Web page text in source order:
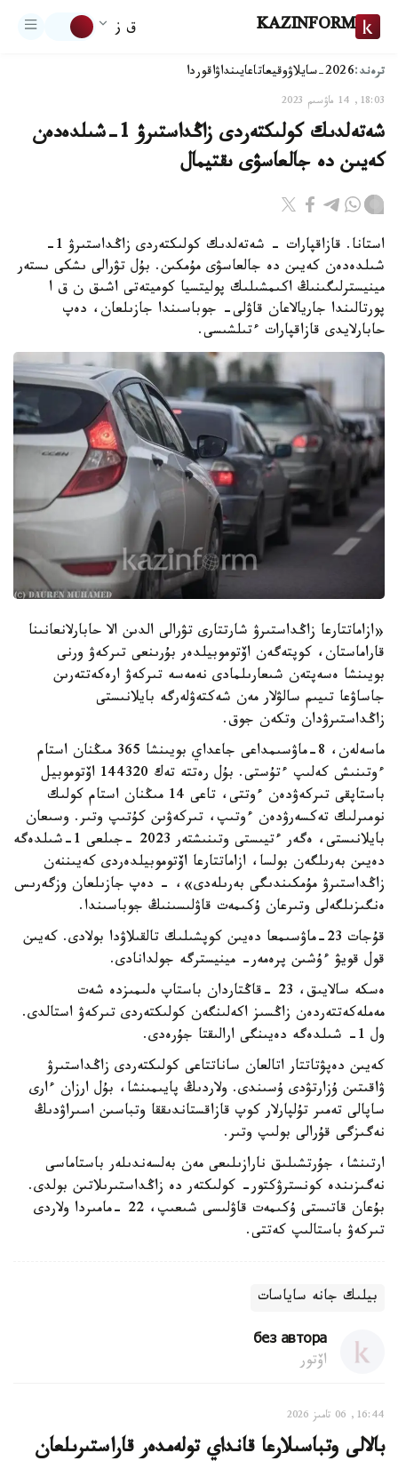
KAZINFORM ق ز
ترەند:2026-سايلاۋ وقيعاتاعايىنداۋاقوردا
18:03, 14 ماۋسىم 2023
شەتەلدىك كولىكتەردى زاڭداستىرۋ 1-شىلدەدەن
كەيىن دە جالعاسۋى ىقتيمال
استانا. قازاقپارات - شەتەلدىك كولىكتەردى زاڭداستىرۋ 1-
شىلدەدەن كەيىن دە جالعاسۋى مۇمكىن. بۇل تۋرالى ىشكى ىستەر
مينيسترلىگىنىڭ اكىمشىلىك پوليتسيا كوميتەتى اشىق ن ق ا
پورتالىندا جاريالاعان قاۋلى- جوباسىندا جازىلعان، دەپ
حابارلايدى قازاقپارات ءتىلشىسى.
«ازاماتتارعا زاڭداستىرۋ شارتتارى تۋرالى الدىن الا حابارلانعانىنا
قاراماستان، كوپتەگەن اۆتوموبيلدەر بۇرىنعى تىركەۋ ورنى
بويىنشا ەسەپتەن شىعارىلمادى نەمەسە تىركەۋ ارەكەتتەرىن
جاساۋعا تىيىم سالۋلار مەن شەكتەۋلەرگە بايلانىستى
زاڭداستىرۋدان وتكەن جوق.
ماسەلەن، 8-ماۋسىمداعى جاعداي بويىنشا 365 مىڭنان استام
ءوتىنىش كەلىپ ءتۇستى. بۇل رەتتە تەك 144320 اۆتوموبيل
باستاپقى تىركەۋدەن ءوتتى، تاعى 14 مىڭنان استام كولىك
نومىرلىك تەكسەرۋدەن ءوتىپ، تىركەۋىن كۇتىپ وتىر. وسىعان
بايلانىستى، ەگەر ءتيىستى وتىنىشتەر 2023 -جىلعى 1-شىلدەگە
دەيىن بەرىلگەن بولسا، ازاماتتارعا اۆتوموبيلدەردى كەيىننەن
زاڭداستىرۋ مۇمكىندىگى بەرىلەدى»، - دەپ جازىلعان وزگەرىس
ەنگىزىلگەلى وتىرعان ۇكىمەت قاۋلىسىنىڭ جوباسىندا.
قۇجات 23-ماۋسىمعا دەيىن كوپشىلىك تالقىلاۋدا بولادى. كەيىن
قول قويۋ ءۇشىن پرەمەر- مينيسترگە جولدانادى.
ەسكە سالايىق، 23 -قاڭتاردان باستاپ ەلىمىزدە شەت
مەملەكەتتەردەن زاڭسىز اكەلىنگەن كولىكتەردى تىركەۋ استالدى.
ول 1- شىلدەگە دەيىنگى ارالىقتا جۇرەدى.
كەيىن دەپۋتاتتار اتالعان ساناتتاعى كولىكتەردى زاڭداستىرۋ
ۋاقىتىن ۇزارتۋدى ۇسىندى. ولاردىڭ پايىمىنشا، بۇل ارزان ءارى
ساپالى تەمىر تۇلپارلار كوپ قازاقستاندىققا وتباسىن اسىراۋدىڭ
نەگىزگى قۇرالى بولىپ وتىر.
ارتىنشا، جۇرتشىلىق نارازىلىعى مەن بەلسەندىلەر باستاماسى
نەگىزىندە كونسترۋكتور- كولىكتەر دە زاڭداستىرىلاتىن بولدى.
بۇعان قاتىستى ۇكىمەت قاۋلىسى شىعىپ، 22 -مامىردا ولاردى
تىركەۋ باستالىپ كەتتى.
بيلىك جانە ساياسات
без автора
اۆتور
16:44, 06 تامىز 2026
بالالى وتباسىلارعا قانداي تولەمدەر قاراستىرىلعان